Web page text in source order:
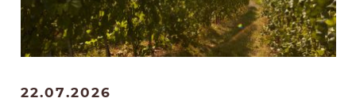
22.07.2026